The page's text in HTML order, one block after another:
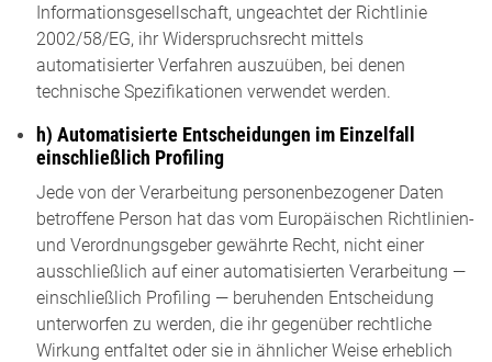
Informationsgesellschaft, ungeachtet der Richtlinie
2002/58/EG, ihr Widerspruchsrecht mittels
automatisierter Verfahren auszuüben, bei denen
technische Spezifikationen verwendet werden.
h) Automatisierte Entscheidungen im Einzelfall
einschließlich Profiling
Jede von der Verarbeitung personenbezogener Daten
betroffene Person hat das vom Europäischen Richtlinien-
und Verordnungsgeber gewährte Recht, nicht einer
ausschließlich auf einer automatisierten Verarbeitung —
einschließlich Profiling — beruhenden Entscheidung
unterworfen zu werden, die ihr gegenüber rechtliche
Wirkung entfaltet oder sie in ähnlicher Weise erheblich